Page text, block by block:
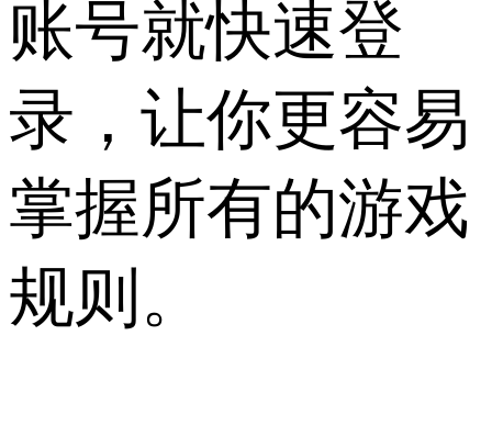
账号就快速登
录，让你更容易
掌握所有的游戏
规则。